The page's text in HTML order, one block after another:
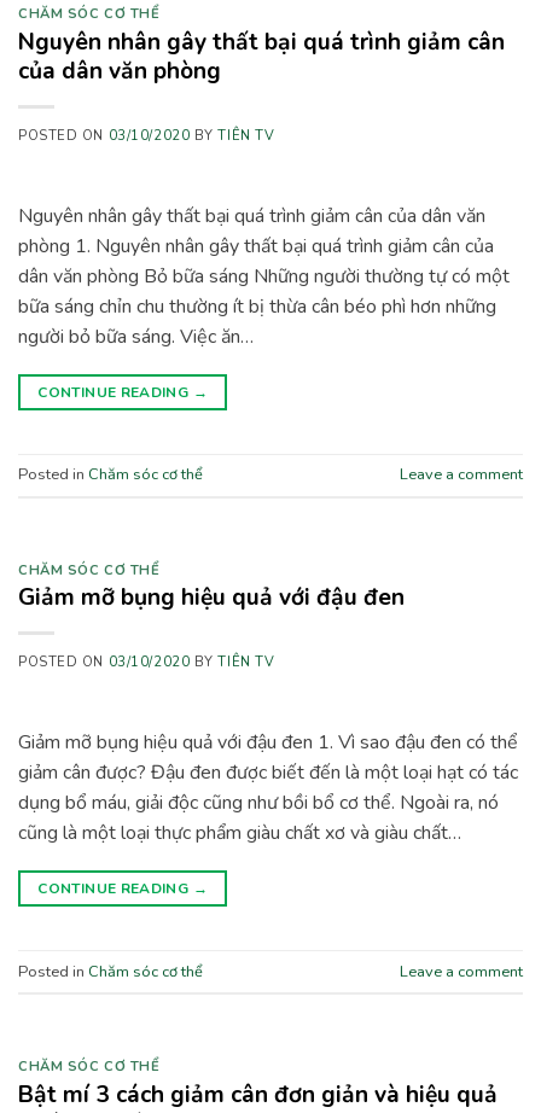
CHĂM SÓC CƠ THỂ
Nguyên nhân gây thất bại quá trình giảm cân
của dân văn phòng
POSTED ON 03/10/2020 BYTIÊN TV
Nguyên nhân gây thất bại quá trình giảm cân của dân văn
phòng 1. Nguyên nhân gây thất bại quá trình giảm cân của
dân văn phòng Bỏ bữa sáng Những người thường tự có một
bữa sáng chỉn chu thường ít bị thừa cân béo phì hơn những
người bỏ bữa sáng. Việc ăn…
CONTINUE READING →
Posted in Chăm sóc cơ thể Leave a comment
CHĂM SÓC CƠ THỂ
Giảm mỡ bụng hiệu quả với đậu đen
POSTED ON 03/10/2020 BYTIÊN TV
Giảm mỡ bụng hiệu quả với đậu đen 1. Vì sao đậu đen có thể
giảm cân được? Đậu đen được biết đến là một loại hạt có tác
dụng bổ máu, giải độc cũng như bồi bổ cơ thể. Ngoài ra, nó
cũng là một loại thực phẩm giàu chất xơ và giàu chất…
CONTINUE READING →
Posted in Chăm sóc cơ thể Leave a comment
CHĂM SÓC CƠ THỂ
Bật mí 3 cách giảm cân đơn giản và hiệu quả